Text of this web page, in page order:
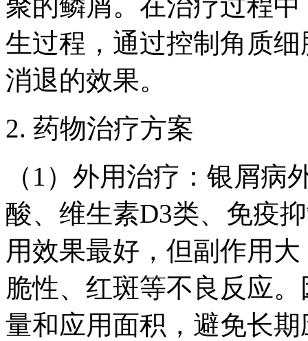
聚的鳞屑。在治疗过程
生过程，通过控制角质
消退的效果。
2. 药物治疗方案
（1）外用治疗：银屑
酸、维生素D3类、免疫
用效果最好，但副作用
脆性、红斑等不良反应
量和应用面积，避免长